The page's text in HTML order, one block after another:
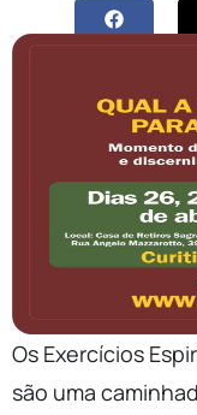
Os Exercícios
são uma